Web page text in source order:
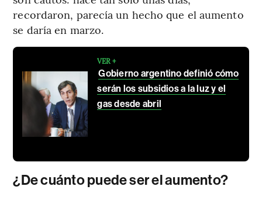
recordaron, parecía un hecho que el aumento
se daría en marzo.
VER +
Gobierno argentino definió cómo
serán los subsidios a la luz y el
gas desde abril
¿De cuánto puede ser el aumento?